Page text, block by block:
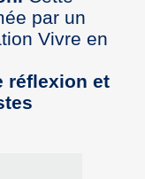
par un
Vivre en
réflexion et